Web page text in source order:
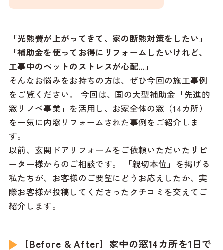
「光熱費が上がってきて、家の断熱対策をしたい」
「補助金を使ってお得にリフォームしたいけれど、
工事中のペットのストレスが心配…」
そんなお悩みをお持ちの方は、ぜひ今回の施工事例
をご覧ください。 今回は、国の大型補助金「先進的
窓リノベ事業」を活用し、お家全体の窓（14カ所）
を一気に内窓リフォームされた事例をご紹介しま
す。
以前、玄関ドアリフォームをご依頼いただいた リピ
ーター様からのご相談です。 「親切本位」を掲げる
私たちが、お客様のご要望にどうお応えしたか、実
際お客様が投稿してくださったクチコミを交えてご
紹介します。
【Before & After】家中の窓14カ所を1日で